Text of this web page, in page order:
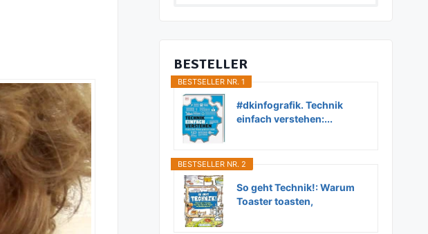
BESTELLER
BESTSELLER NR. 1
#dkinfografik. Technik
einfach verstehen:...
BESTSELLER NR. 2
So geht Technik!: Warum
Toaster toasten,